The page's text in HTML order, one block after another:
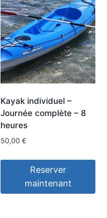
Kayak individuel –
Journée complète – 8
heures
50,00 €
Reserver
maintenant